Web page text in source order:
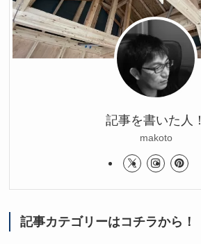
記事を書いた人！
makoto
記事カテゴリーはコチラから！